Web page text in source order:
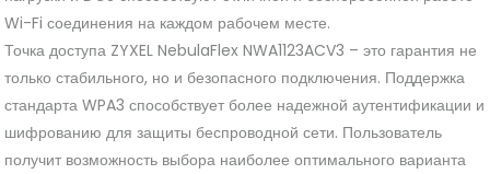
Wi-Fi соединения на каждом рабочем месте.
Точка доступа ZYXEL NebulaFlex NWA1123ACV3 – это гарантия не
только стабильного, но и безопасного подключения. Поддержка
стандарта WPA3 способствует более надежной аутентификации и
шифрованию для защиты беспроводной сети. Пользователь
получит возможность выбора наиболее оптимального варианта